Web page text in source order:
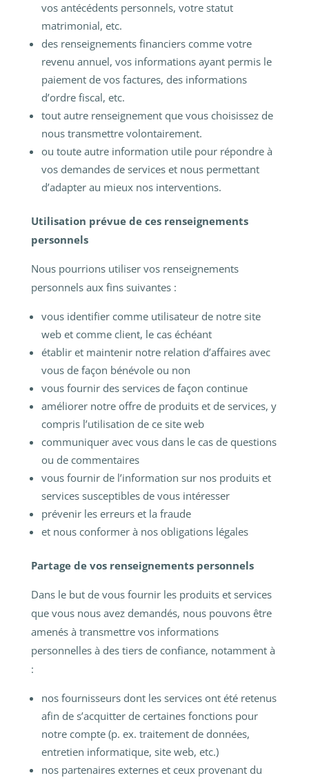
vos antécédents personnels, votre statut
matrimonial, etc.
des renseignements financiers comme votre
revenu annuel, vos informations ayant permis le
paiement de vos factures, des informations
d’ordre fiscal, etc.
tout autre renseignement que vous choisissez de
nous transmettre volontairement.
ou toute autre information utile pour répondre à
vos demandes de services et nous permettant
d’adapter au mieux nos interventions.
Utilisation prévue de ces renseignements
personnels
Nous pourrions utiliser vos renseignements
personnels aux fins suivantes :
vous identifier comme utilisateur de notre site
web et comme client, le cas échéant
établir et maintenir notre relation d’affaires avec
vous de façon bénévole ou non
vous fournir des services de façon continue
améliorer notre offre de produits et de services, y
compris l’utilisation de ce site web
communiquer avec vous dans le cas de questions
ou de commentaires
vous fournir de l’information sur nos produits et
services susceptibles de vous intéresser
prévenir les erreurs et la fraude
et nous conformer à nos obligations légales
Partage de vos renseignements personnels
Dans le but de vous fournir les produits et services
que vous nous avez demandés, nous pouvons être
amenés à transmettre vos informations
personnelles à des tiers de confiance, notamment à
:
nos fournisseurs dont les services ont été retenus
afin de s’acquitter de certaines fonctions pour
notre compte (p. ex. traitement de données,
entretien informatique, site web, etc.)
nos partenaires externes et ceux provenant du